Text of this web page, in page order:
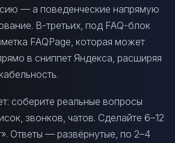
— а поведенческие напрямую
В-третьих, под FAQ-блок
FAQPage, которая может
в сниппет Яндекса, расширяя
соберите реальные вопросы
звонков, чатов. Сделайте 6–12
Ответы — развёрнутые, по 2–4